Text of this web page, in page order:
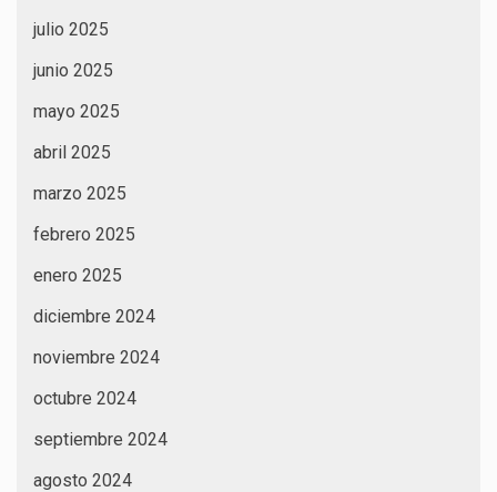
julio 2025
junio 2025
mayo 2025
abril 2025
marzo 2025
febrero 2025
enero 2025
diciembre 2024
noviembre 2024
octubre 2024
septiembre 2024
agosto 2024